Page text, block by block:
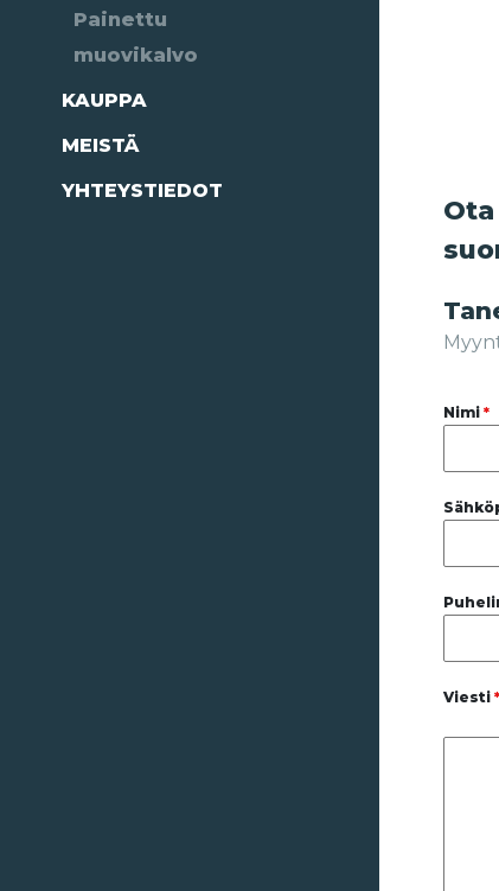
Painettu
muovikalvo
KAUPPA
MEISTÄ
YHTEYSTIEDOT
Nimi *
Viesti *